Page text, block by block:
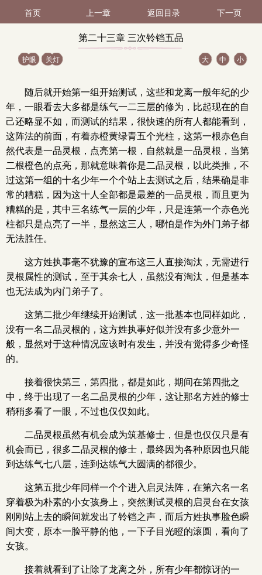
首页 上一章 返回目录 下一页
第二十三章 三次铃铛五品
护眼 关灯 大 中 小
随后就开始第一组开始测试，这些和龙离一般年纪的少
年，一眼看去大多都是练气一二三层的修为，比起现在的自
己还略显不如，而测试的结果，很快速的所有人都能看到，
这阵法的前面，有着赤橙黄绿青五个光柱，这第一根赤色自
然代表是一品灵根，点亮第一根，自然就是一品灵根，当第
二根橙色的点亮，那就意味着你是二品灵根，以此类推，不
过这第一组的十名少年一个个站上去测试之后，结果确是非
常的糟糕，因为这十人全部都是最差的一品灵根，而且更为
糟糕的是，其中三名练气一层的少年，只是连第一个赤色光
柱都只是点亮了一半，显然这三人，哪怕是作为外门弟子都
无法胜任。
这方姓执事毫不犹豫的宣布这三人直接淘汰，无需进行
灵根属性的测试，至于其余七人，虽然没有淘汰，但是基本
也无法成为内门弟子了。
这第二批少年继续开始测试，这一批基本也同样如此，
没有一名二品灵根的，这方姓执事好似并没有多少意外一
般，显然对于这种情况应该时有发生，并没有觉得多少奇怪
的。
接着很快第三，第四批，都是如此，期间在第四批之
中，终于出现了一名二品灵根的少年，这让那名方姓的修士
稍稍多看了一眼，不过也仅仅如此。
二品灵根虽然有机会成为筑基修士，但是也仅仅只是有
机会而已，很多二品灵根的修士，最终因为各种原因也只能
到达练气七八层，连到达练气大圆满的都很少。
这第五批少年同样一个个进入启灵法阵，在第六名一名
穿着极为朴素的小女孩身上，突然测试灵根的启灵台在女孩
刚刚站上去的瞬间就发出了铃铛之声，而后方姓执事脸色瞬
间大变，原本一脸平静的他，一下子目光瞪的滚圆，看向了
女孩。
接着就看到了让除了龙离之外，所有少年都惊讶的一